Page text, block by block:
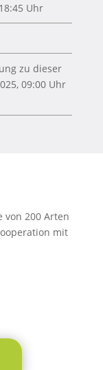
Uhr
zu dieser
09:00 Uhr
von 200 Arten
mit